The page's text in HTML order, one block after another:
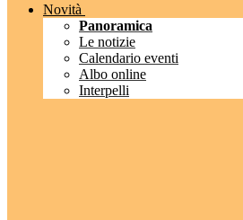
Novità
Panoramica
Le notizie
Calendario eventi
Albo online
Interpelli